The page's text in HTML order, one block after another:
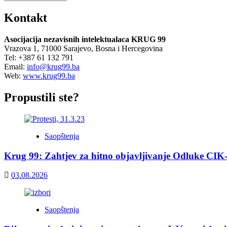
Kontakt
Asocijacija nezavisnih intelektualaca KRUG 99
Vrazova 1, 71000 Sarajevo, Bosna i Hercegovina
Tel: +387 61 132 791
Email: info@krug99.ba
Web: www.krug99.ba
Propustili ste?
Saopštenja
Krug 99: Zahtjev za hitno objavljivanje Odluke
03.08.2026
Saopštenja